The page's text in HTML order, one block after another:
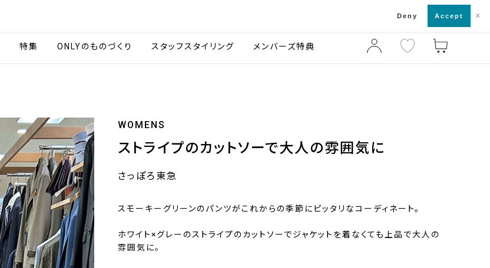
店舗一覧・来店予約
特集 ONLYのものづくり スタッフスタイリング メンバーズ特典
WOMENS
ストライプのカットソーで大人の雰囲気に
さっぽろ東急
スモーキーグリーンのパンツがこれからの季節にピッタリなコーディネート。
ホワイト×グレーのストライプのカットソーでジャケットを着なくても上品で大人の
雰囲気に。
Deny Accept ×